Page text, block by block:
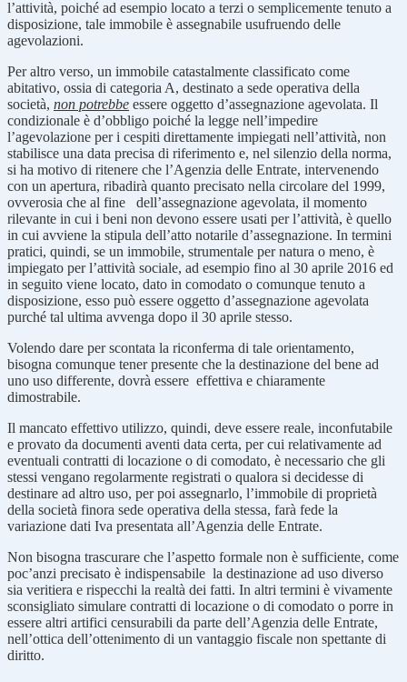
l’attività, poiché ad esempio locato a terzi o semplicemente tenuto a
disposizione, tale immobile è assegnabile usufruendo delle
agevolazioni.
Per altro verso, un immobile catastalmente classificato come
abitativo, ossia di categoria A, destinato a sede operativa della
società, non potrebbe essere oggetto d’assegnazione agevolata. Il
condizionale è d’obbligo poiché la legge nell’impedire
l’agevolazione per i cespiti direttamente impiegati nell’attività, non
stabilisce una data precisa di riferimento e, nel silenzio della norma,
si ha motivo di ritenere che l’Agenzia delle Entrate, intervenendo
con un apertura, ribadirà quanto precisato nella circolare del 1999,
ovverosia che al fine dell’assegnazione agevolata, il momento
rilevante in cui i beni non devono essere usati per l’attività, è quello
in cui avviene la stipula dell’atto notarile d’assegnazione. In termini
pratici, quindi, se un immobile, strumentale per natura o meno, è
impiegato per l’attività sociale, ad esempio fino al 30 aprile 2016 ed
in seguito viene locato, dato in comodato o comunque tenuto a
disposizione, esso può essere oggetto d’assegnazione agevolata
purché tal ultima avvenga dopo il 30 aprile stesso.
Volendo dare per scontata la riconferma di tale orientamento,
bisogna comunque tener presente che la destinazione del bene ad
uno uso differente, dovrà essere effettiva e chiaramente
dimostrabile.
Il mancato effettivo utilizzo, quindi, deve essere reale, inconfutabile
e provato da documenti aventi data certa, per cui relativamente ad
eventuali contratti di locazione o di comodato, è necessario che gli
stessi vengano regolarmente registrati o qualora si decidesse di
destinare ad altro uso, per poi assegnarlo, l’immobile di proprietà
della società finora sede operativa della stessa, farà fede la
variazione dati Iva presentata all’Agenzia delle Entrate.
Non bisogna trascurare che l’aspetto formale non è sufficiente, come
poc’anzi precisato è indispensabile la destinazione ad uso diverso
sia veritiera e rispecchi la realtà dei fatti. In altri termini è vivamente
sconsigliato simulare contratti di locazione o di comodato o porre in
essere altri artifici censurabili da parte dell’Agenzia delle Entrate,
nell’ottica dell’ottenimento di un vantaggio fiscale non spettante di
diritto.